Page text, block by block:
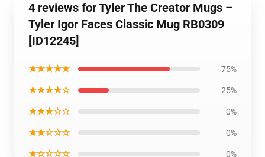
4 reviews for Tyler The Creator Mugs –
Tyler Igor Faces Classic Mug RB0309
[ID12245]
★★★★★ 75%
★★★★☆ 25%
★★★☆☆ 0%
★★☆☆☆ 0%
★☆☆☆☆ 0%